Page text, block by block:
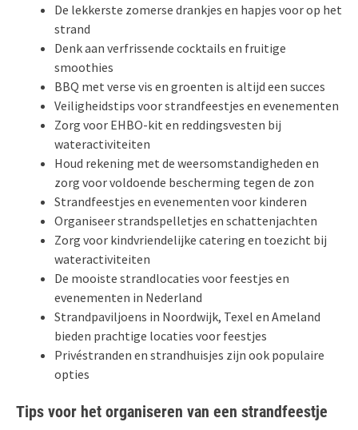
De lekkerste zomerse drankjes en hapjes voor op het
strand
Denk aan verfrissende cocktails en fruitige
smoothies
BBQ met verse vis en groenten is altijd een succes
Veiligheidstips voor strandfeestjes en evenementen
Zorg voor EHBO-kit en reddingsvesten bij
wateractiviteiten
Houd rekening met de weersomstandigheden en
zorg voor voldoende bescherming tegen de zon
Strandfeestjes en evenementen voor kinderen
Organiseer strandspelletjes en schattenjachten
Zorg voor kindvriendelijke catering en toezicht bij
wateractiviteiten
De mooiste strandlocaties voor feestjes en
evenementen in Nederland
Strandpaviljoens in Noordwijk, Texel en Ameland
bieden prachtige locaties voor feestjes
Privéstranden en strandhuisjes zijn ook populaire
opties
Tips voor het organiseren van een strandfeestje